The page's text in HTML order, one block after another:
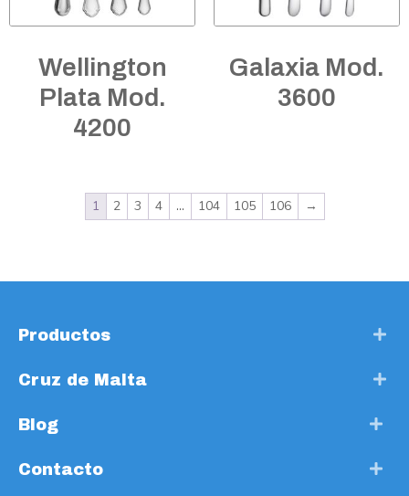
Wellington
Plata Mod.
4200
Galaxia Mod.
3600
1 2 3 4 … 104 105 106 →
Productos
Cruz de Malta
Blog
Contacto